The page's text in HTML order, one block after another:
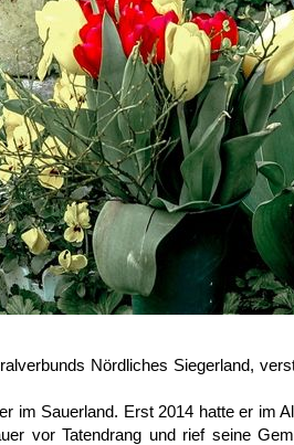
Nördliches Siegerland,
im Sauerland. Erst 2014 hatte er im
vor Tatendrang und rief seine